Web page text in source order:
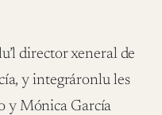
director xeneral de
y integráronlu les
y Mónica García